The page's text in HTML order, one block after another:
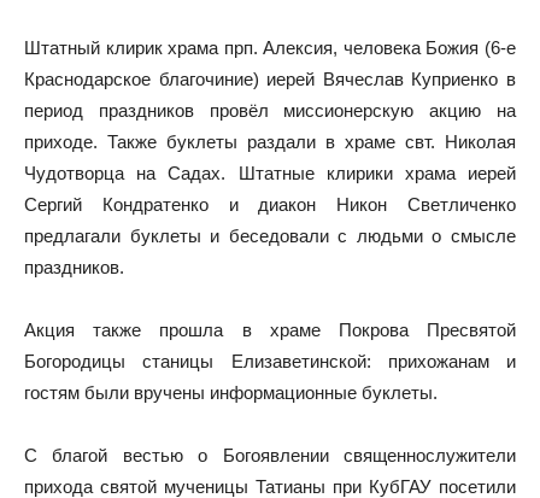
Штатный клирик храма прп. Алексия, человека Божия (6-е
Краснодарское благочиние) иерей Вячеслав Куприенко в
период праздников провёл миссионерскую акцию на
приходе. Также буклеты раздали в храме свт. Николая
Чудотворца на Садах. Штатные клирики храма иерей
Сергий Кондратенко и диакон Никон Светличенко
предлагали буклеты и беседовали с людьми о смысле
праздников.
Акция также прошла в храме Покрова Пресвятой
Богородицы станицы Елизаветинской: прихожанам и
гостям были вручены информационные буклеты.
С благой вестью о Богоявлении священнослужители
прихода святой мученицы Татианы при КубГАУ посетили